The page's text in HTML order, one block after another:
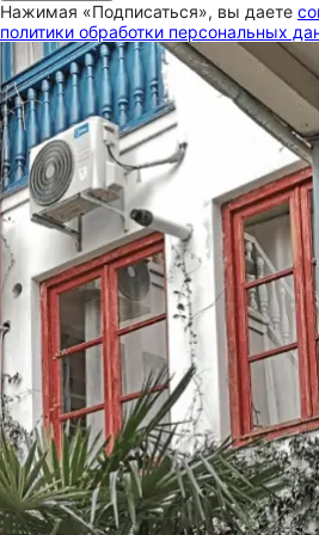
Нажимая «Подписаться», вы даете
политики обработки персональных